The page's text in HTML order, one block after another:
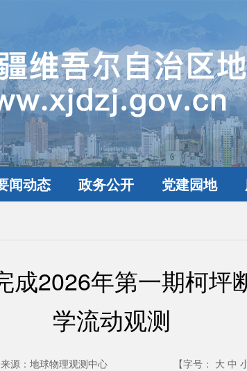
闻动态 政务公开 党建园地
成2026年第一期柯坪
学流动观测
来源： 地球物理观测中心 【字号： 大 中